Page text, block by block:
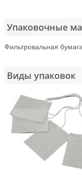
Упаковочные
Фильтровальная
Виды упаковок